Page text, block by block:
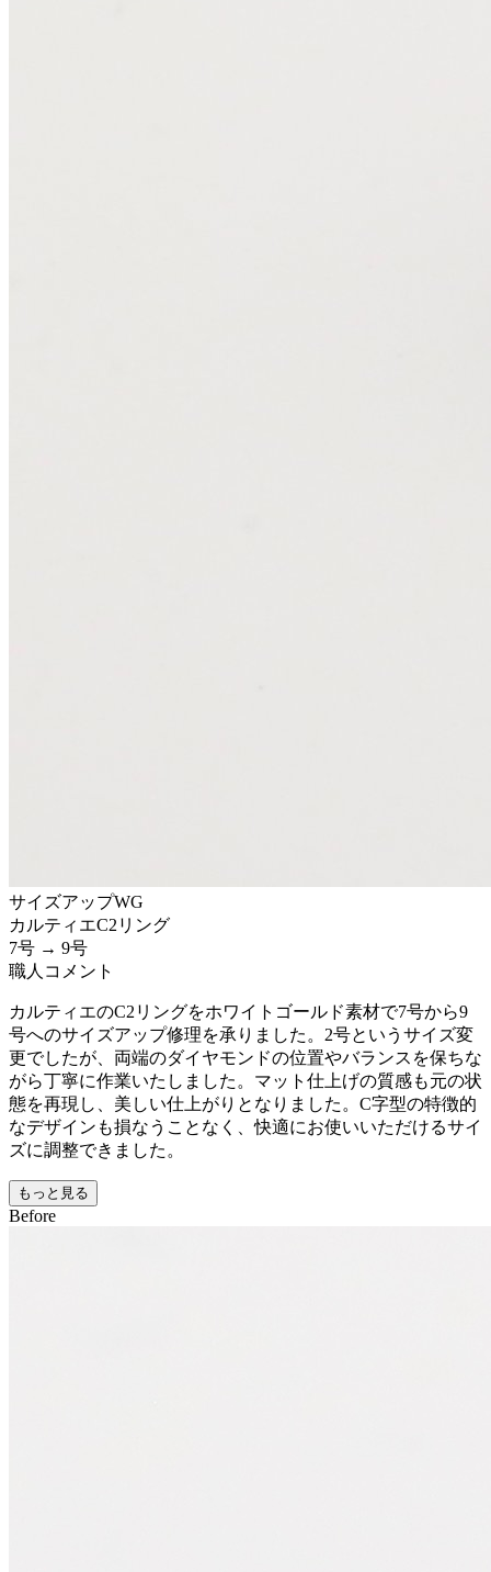
サイズアップWG
カルティエC2リング
7号 → 9号
職人コメント
カルティエのC2リングをホワイトゴールド素材で7号から9
号へのサイズアップ修理を承りました。2号というサイズ変
更でしたが、両端のダイヤモンドの位置やバランスを保ちな
がら丁寧に作業いたしました。マット仕上げの質感も元の状
態を再現し、美しい仕上がりとなりました。C字型の特徴的
なデザインも損なうことなく、快適にお使いいただけるサイ
ズに調整できました。
もっと見る
Before